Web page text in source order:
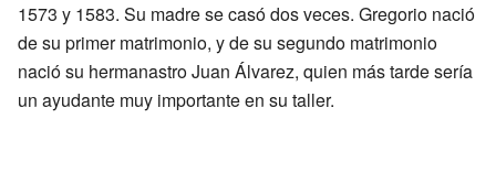
1573 y 1583. Su madre se casó dos veces. Gregorio nació
de su primer matrimonio, y de su segundo matrimonio
nació su hermanastro Juan Álvarez, quien más tarde sería
un ayudante muy importante en su taller.